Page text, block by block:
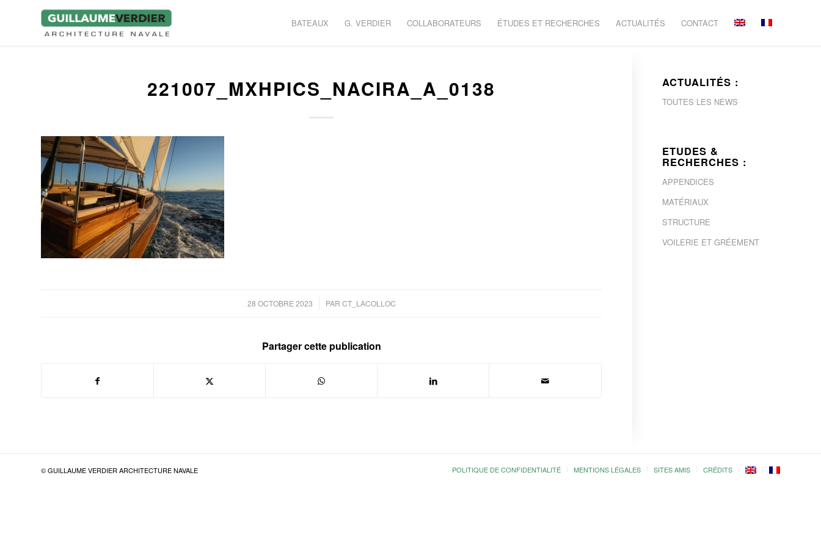
BATEAUX G. VERDIER COLLABORATEURS ÉTUDES ET RECHERCHES ACTUALITÉS CONTACT
221007_MXHPICS_NACIRA_A_0138
28 OCTOBRE 2023
/ PAR CT_LACOLLOC
Partager cette publication
ACTUALITÉS :
TOUTES LES NEWS
ETUDES &
RECHERCHES :
APPENDICES
MATÉRIAUX
STRUCTURE
VOILERIE ET GRÉEMENT
© GUILLAUME VERDIER ARCHITECTURE NAVALE POLITIQUE DE CONFIDENTIALITÉ MENTIONS LÉGALES SITES AMIS CRÉDITS